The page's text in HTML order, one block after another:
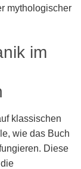
mythologischer
im
klassischen
wie das Buch
Diese